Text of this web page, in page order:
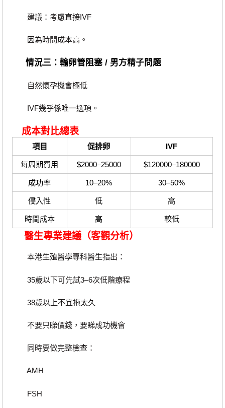
建議：考慮直接IVF
因為時間成本高。
情況三：輸卵管阻塞 / 男方精子問題
自然懷孕機會極低
IVF幾乎係唯一選項。
成本對比總表
項目 促排卵 IVF
每周期費用 $2000–25000 $120000–180000
成功率 10–20% 30–50%
侵入性 低 高
時間成本 高 較低
醫生專業建議（客觀分析）
本港生殖醫學專科醫生指出：
35歲以下可先試3–6次低階療程
38歲以上不宜拖太久
不要只睇價錢，要睇成功機會
同時要做完整檢查：
AMH
FSH